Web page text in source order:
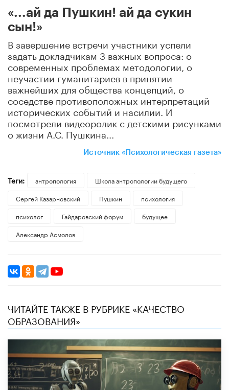
«...ай да Пушкин! ай да сукин
сын!»
В завершение встречи участники успели
задать докладчикам 3 важных вопроса: о
современных проблемах методологии, о
неучастии гуманитариев в принятии
важнейших для общества концепций, о
соседстве противоположных интерпретаций
исторических событий и насилии. И
посмотрели видеоролик с детскими рисунками
о жизни А.С. Пушкина...
Источник «Психологическая газета»
Теги: антропология
Школа антропологии будущего
Сергей Казарновский
Пушкин
психология
психолог
Гайдаровский форум
будущее
Александр Асмолов
ЧИТАЙТЕ ТАКЖЕ В РУБРИКЕ «КАЧЕСТВО
ОБРАЗОВАНИЯ»